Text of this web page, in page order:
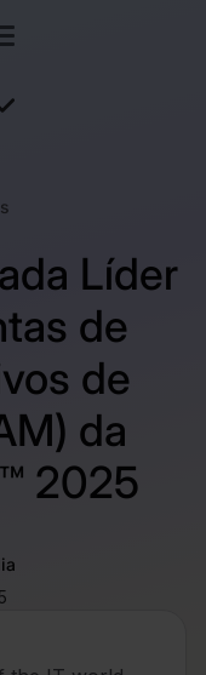
Líder
de
de
da
2025